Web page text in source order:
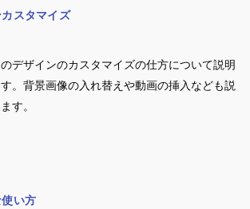
スタマイズ
デザインのカスタマイズの仕方について説明
。背景画像の入れ替えや動画の挿入なども説
す。
い方